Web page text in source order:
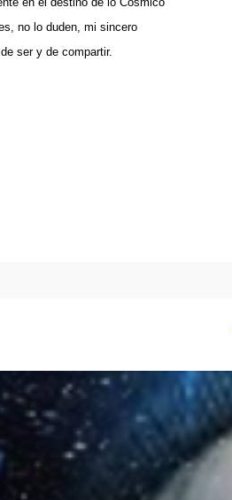
no lo duden, mi sincero
ser y de compartir.